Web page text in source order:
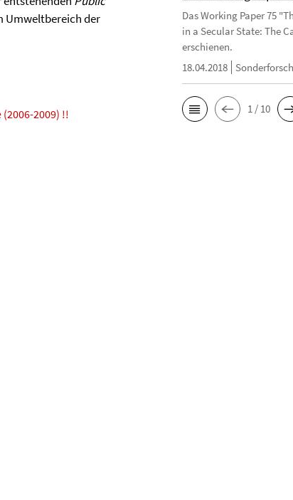
Umweltbereich der
2009) !!
Das Working Paper 75
in a Secular State: The
erschienen.
18.04.2018
1 / 10